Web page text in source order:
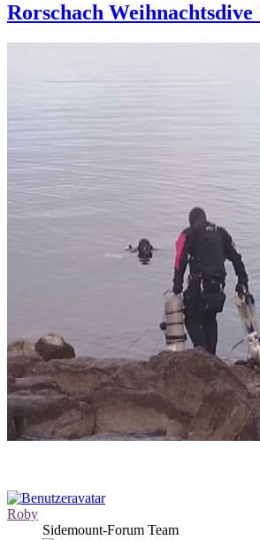
Rorschach Weihnachtsdive
Roby
Sidemount-Forum Team